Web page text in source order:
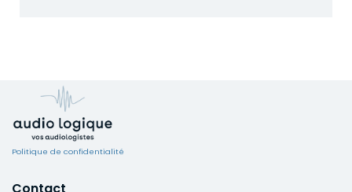
Politique de confidentialité